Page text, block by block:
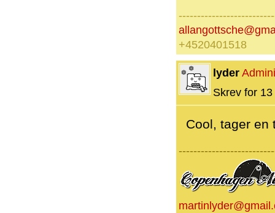
+4520401518
lyder
Skrev for
Cool, tager